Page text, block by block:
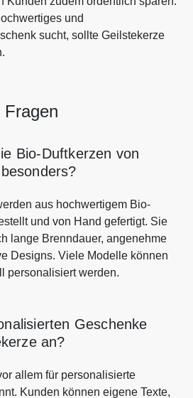
und
sucht, sollte Geilstekerze
Bio-Duftkerzen von
aus hochwertigem Bio-
und von Hand gefertigt. Sie
lange Brenndauer, angenehme
Designs. Viele Modelle können
personalisiert werden.
Geschenke
an?
allem für personalisierte
Kunden können eigene Texte,